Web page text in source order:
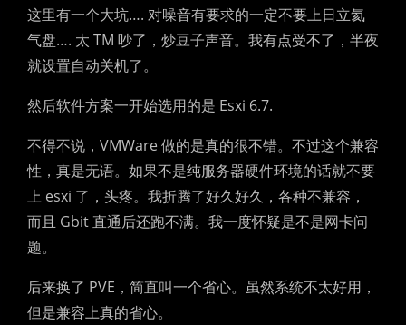
这里有一个大坑…. 对噪音有要求的一定不要上日立氦
气盘…. 太 TM 吵了，炒豆子声音。我有点受不了，半夜
就设置自动关机了。
然后软件方案一开始选用的是 Esxi 6.7.
不得不说，VMWare 做的是真的很不错。不过这个兼容
性，真是无语。如果不是纯服务器硬件环境的话就不要
上 esxi 了，头疼。我折腾了好久好久，各种不兼容，
而且 Gbit 直通后还跑不满。我一度怀疑是不是网卡问
题。
后来换了 PVE，简直叫一个省心。虽然系统不太好用，
但是兼容上真的省心。